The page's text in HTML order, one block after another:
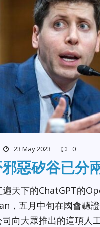
23 May 2023 0
惡矽谷已分
天下的ChatGPT的
，五月中旬在國會聽
向大眾推出的這項人